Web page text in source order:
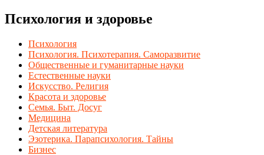
Психология и здоровье
Психология
Психология. Психотерапия. Саморазвитие
Общественные и гуманитарные науки
Естественные науки
Искусство. Религия
Красота и здоровье
Семья. Быт. Досуг
Медицина
Детская литература
Эзотерика. Парапсихология. Тайны
Бизнес